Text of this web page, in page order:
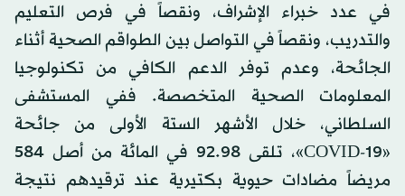
في عدد خبراء الإشراف، ونقصاً في فرص التعليم
والتدريب، ونقصاً في التواصل بين الطواقم الصحية أثناء
الجائحة، وعدم توفر الدعم الكافي من تكنولوجيا
المعلومات الصحية المتخصصة. ففي المستشفى
السلطاني، خلال الأشهر الستة الأولى من جائحة
«COVID-19»، تلقى 92.98 في المائة من أصل 584
مريضاً مضادات حيوية بكتيرية عند ترقيدهم نتيجة